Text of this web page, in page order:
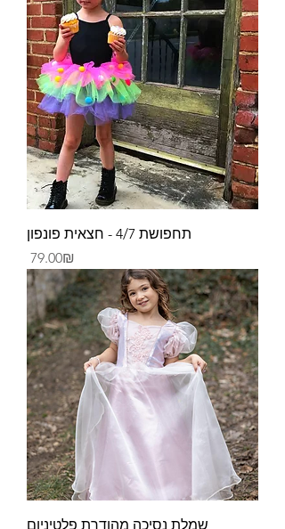
תחפושת 4/7 - חצאית פונפון
Price ‏79.00 ‏₪
שמלת נסיכה מהודרת פלטיניום